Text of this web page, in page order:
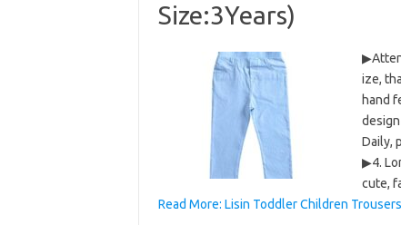
Size:3Years)
ize,
hand
Daily,
▶4.
cute,
Read More: Lisin Toddler Children